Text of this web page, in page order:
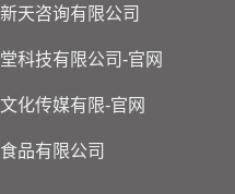
天咨询有限公司
科技有限公司-官网
化传媒有限-官网
品有限公司